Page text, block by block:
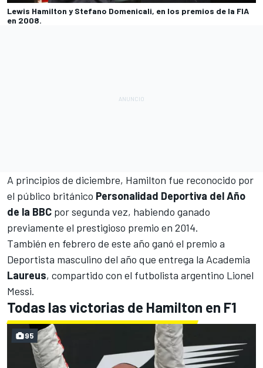
Lewis Hamilton y Stefano Domenicali, en los premios de la FIA
en 2008.
A principios de diciembre, Hamilton fue reconocido por
el público británico Personalidad Deportiva del Año
de la BBC por segunda vez, habiendo ganado
previamente el prestigioso premio en 2014.
También en febrero de este año ganó el premio a
Deportista masculino del año que entrega la Academia
Laureus, compartido con el futbolista argentino Lionel
Messi.
Todas las victorias de Hamilton en F1
95